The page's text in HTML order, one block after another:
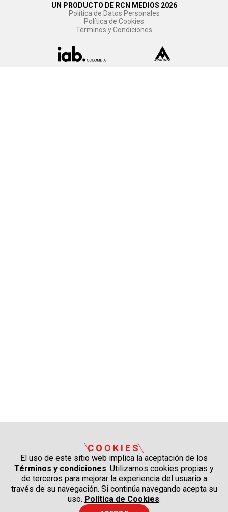
UN PRODUCTO DE RCN MEDIOS 2026
Política de Datos Personales
Política de Cookies
Términos y Condiciones
COOKIES
El uso de este sitio web implica la aceptación de los
Términos y condiciones. Utilizamos cookies propias y
de terceros para mejorar la experiencia del usuario a
través de su navegación. Si continúa navegando acepta su
uso. Política de Cookies.